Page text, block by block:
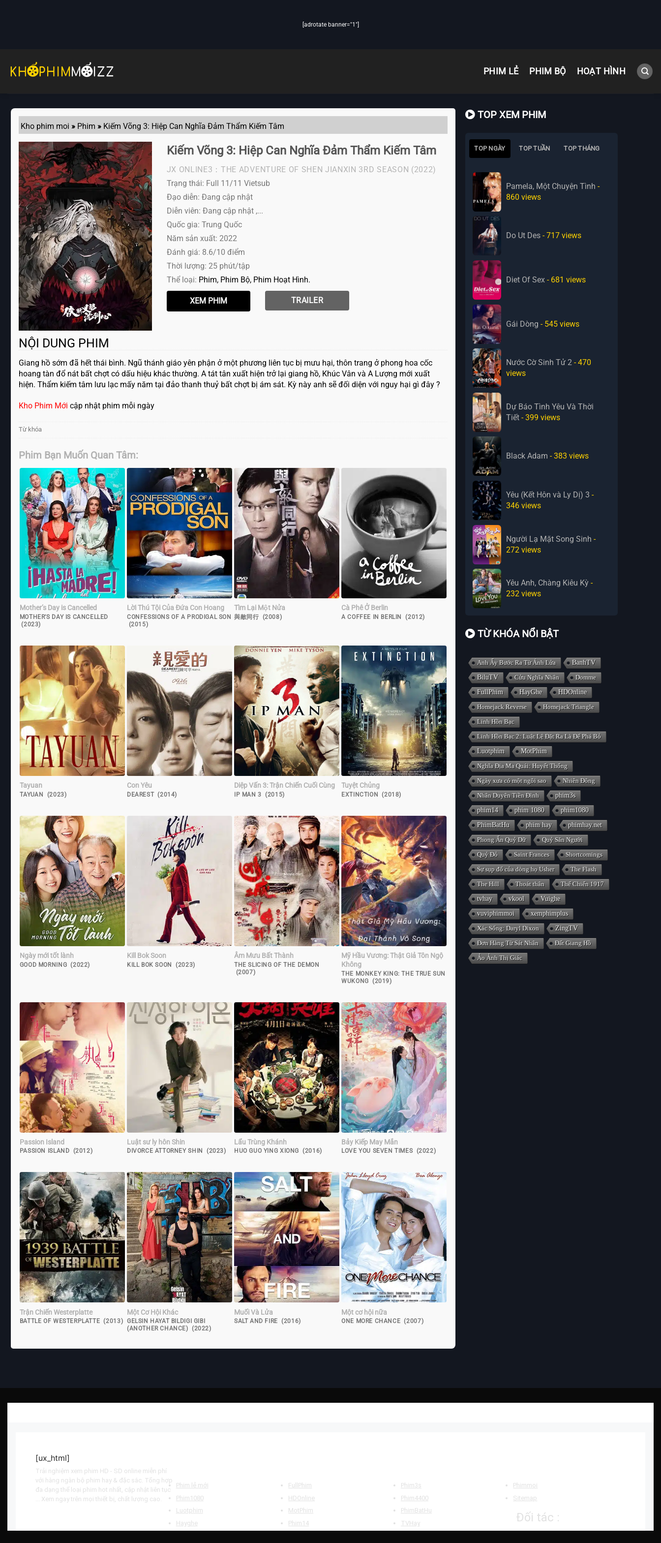
[adrotate banner="1"]
PHIM LẺ PHIM BỘ HOẠT HÌNH
Kho phim moi » Phim » Kiếm Võng 3: Hiệp Can Nghĩa Đảm Thẩm Kiếm Tâm
Kiếm Võng 3: Hiệp Can Nghĩa Đảm Thẩm Kiếm Tâm
JX ONLINE3：THE ADVENTURE OF SHEN JIANXIN 3RD SEASON (2022)
Trạng thái: Full 11/11 Vietsub
Đạo diễn: Đang cập nhật
Diễn viên: Đang cập nhật ,...
Quốc gia: Trung Quốc
Năm sản xuất: 2022
Đánh giá: 8.6/10 điểm
Thời lượng: 25 phút/tập
Thể loại: Phim Phim Bộ Phim Hoạt Hình
TRAILER
NỘI DUNG PHIM
Giang hồ sớm đã hết thái bình. Ngũ thánh giáo yên phận ở một phương liên tục bị mưu hại, thôn trang ở phong hoa cốc
hoang tàn đổ nát bất chợt có dấu hiệu khác thường. A tát tân xuất hiện trở lại giang hồ, Khúc Vân và A Lượng mới xuất
hiện. Thẩm kiếm tâm lưu lạc mấy năm tại đảo thanh thuỷ bất chợt bị ám sát. Kỳ này anh sẽ đối diện với nguy hại gì đây ?
Kho Phim Mới cập nhật phim mỗi ngày
Từ khóa
Phim Bạn Muốn Quan Tâm:
Mother’s Day is Cancelled
MOTHER’S DAY IS CANCELLED
(2023)
Lời Thú Tội Của Đứa Con Hoang
CONFESSIONS OF A PRODIGAL SON
(2015)
Tìm Lại Một Nửa
與敵同行 (2008)
Cà Phê Ở Berlin
A COFFEE IN BERLIN (2012)
Tayuan
TAYUAN (2023)
Con Yêu
DEAREST (2014)
Diệp Vấn 3: Trận Chiến Cuối Cùng
IP MAN 3 (2015)
Tuyệt Chủng
EXTINCTION (2018)
Ngày mới tốt lành
GOOD MORNING (2022)
Kill Bok Soon
KILL BOK SOON (2023)
Âm Mưu Bất Thành
THE SLICING OF THE DEMON
(2007)
Mỹ Hầu Vương: Thật Giả Tôn Ngộ
Không
THE MONKEY KING: THE TRUE SUN
WUKONG (2019)
Passion Island
PASSION ISLAND (2012)
Luật sư ly hôn Shin
DIVORCE ATTORNEY SHIN (2023)
Lẩu Trùng Khánh
HUO GUO YING XIONG (2016)
Bảy Kiếp May Mắn
LOVE YOU SEVEN TIMES (2022)
Trận Chiến Westerplatte
BATTLE OF WESTERPLATTE (2013)
Một Cơ Hội Khác
GELSIN HAYAT BILDIGI GIBI
(ANOTHER CHANCE) (2022)
Muối Và Lửa
SALT AND FIRE (2016)
Một cơ hội nữa
ONE MORE CHANCE (2007)
TOP XEM PHIM
TOP NGÀY TOP TUẦN TOP THÁNG
Pamela, Một Chuyện Tình -
860 views
Do Ut Des - 717 views
Diet Of Sex - 681 views
Gái Dòng - 545 views
Nước Cờ Sinh Tử 2 - 470
views
Dự Báo Tình Yêu Và Thời
Tiết - 399 views
Black Adam - 383 views
Yêu (Kết Hôn và Ly Dị) 3 -
346 views
Người Lạ Mặt Song Sinh -
272 views
Yêu Anh, Chàng Kiêu Kỳ -
232 views
TỪ KHÓA NỔI BẬT
Anh Ấy Bước Ra Từ Ánh Lửa
BanhTV
BiluTV
Cửu Nghĩa Nhân
Domme
FullPhim
HayGhe
HDOnline
Homejack Reverse
Homejack Triangle
Linh Hồn Bạc
Linh Hồn Bạc 2: Luật Lệ Đặt Ra Là Để Phá Bỏ
Luotphim
MotPhim
Nghĩa Địa Ma Quái: Huyết Thống
Ngày xưa có một ngôi sao
Nhiên Đông
Nhân Duyên Tiền Đình
phim3s
phim14
phim 1080
phim1080
PhimBatHu
phim hay
phimhay.net
Phong Ấn Quỷ Dữ
Quỷ Săn Người
Quỷ Đỏ
Saint Frances
Shortcomings
Sự sụp đổ của dòng họ Usher
The Flash
The Hill
Thoát thân
Thế Chiến 1917
tvhay
vkool
Vuighe
vuviphimmoi
xemphimplus
Xác Sống: Daryl Dixon
ZingTV
Đơn Hàng Từ Sát Nhân
Đất Giang Hồ
Ảo Ảnh Thị Giác